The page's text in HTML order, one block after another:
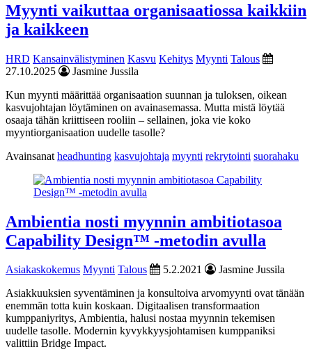
Myynti vaikuttaa organisaatiossa kaikkiin
ja kaikkeen
HRD Kansainvälistyminen Kasvu Kehitys Myynti Talous
27.10.2025
Jasmine Jussila
Kun myynti määrittää organisaation suunnan ja tuloksen, oikean
kasvujohtajan löytäminen on avainasemassa. Mutta mistä löytää
osaaja tähän kriittiseen rooliin – sellainen, joka vie koko
myyntiorganisaation uudelle tasolle?
Avainsanat headhunting kasvujohtaja myynti rekrytointi suorahaku
Ambientia nosti myynnin ambitiotasoa
Capability Design™ -metodin avulla
Asiakaskokemus Myynti Talous 5.2.2021
Jasmine Jussila
Asiakkuuksien syventäminen ja konsultoiva arvomyynti ovat tänään
enemmän totta kuin koskaan. Digitaalisen transformaation
kumppaniyritys, Ambientia, halusi nostaa myynnin tekemisen
uudelle tasolle. Modernin kyvykkyysjohtamisen kumppaniksi
valittiin Bridge Impact.